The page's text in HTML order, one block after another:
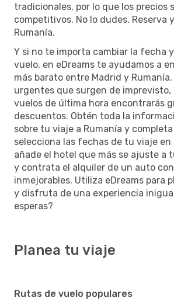
tradicionales, por lo que los precios
competitivos. No lo dudes. Reserva
Rumanía.
Y si no te importa cambiar la fecha
vuelo, en eDreams te ayudamos a
más barato entre Madrid y
urgentes que surgen de imprevisto,
vuelos de última hora encontrarás
descuentos. Obtén toda la
sobre tu viaje a Rumanía y
selecciona las fechas de tu viaje en
añade el hotel que más se ajuste a
y contrata el alquiler de un auto
inmejorables. Utiliza eDreams para
y disfruta de una experiencia
esperas?
Planea tu viaje
Rutas de vuelo populares